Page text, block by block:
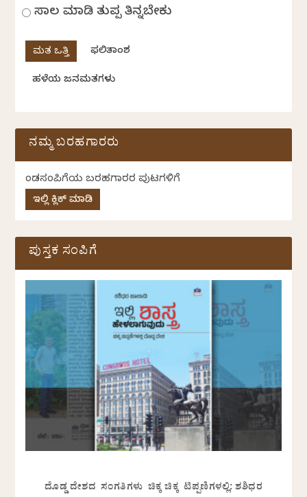
ಸಾಲ ಮಾಡಿ ತುಪ್ಪ ತಿನ್ನಬೇಕು
ಫಲಿತಾಂಶ
ಹಳೆಯ ಜನಮತಗಳು
ನಮ್ಮ ಬರಹಗಾರರು
ಕೆಂಡಸಂಪಿಗೆಯ ಬರಹಗಾರರ ಪುಟಗಳಿಗೆ
ಇಲ್ಲಿ ಕ್ಲಿಕ್ ಮಾಡಿ
ಪುಸ್ತಕ ಸಂಪಿಗೆ
ದೊಡ್ಡ ದೇಶದ ಸಂಗತಿಗಳು ಚಿಕ್ಕ ಚಿಕ್ಕ ಟಿಪ್ಪಣಿಗಳಲ್ಲಿ: ಶಶಿಧರ